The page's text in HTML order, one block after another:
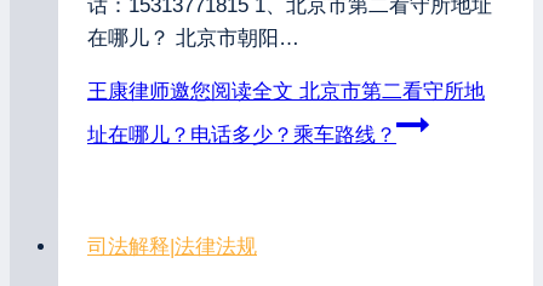
话：15313771815 1、北京市第二看守所地址
在哪儿？ 北京市朝阳…
王康律师邀您阅读全文 北京市第二看守所地
址在哪儿？电话多少？乘车路线？
司法解释|法律法规